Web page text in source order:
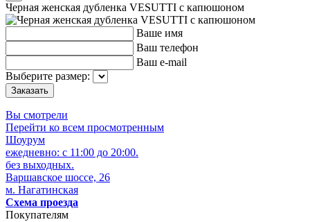
Черная женская дубленка VESUTTI с капюшоном
Ваше имя
Ваш телефон
Ваш e-mail
Выберите размер:
Вы смотрели
Перейти ко всем просмотренным
Шоурум
ежедневно: с 11:00 до 20:00.
без выходных.
Варшавское шоссе, 26
м. Нагатинская
Схема проезда
Покупателям